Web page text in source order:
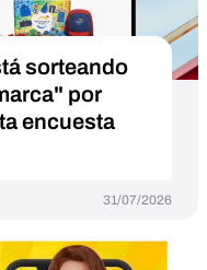
sorteando
por
encuesta
31/07/2026